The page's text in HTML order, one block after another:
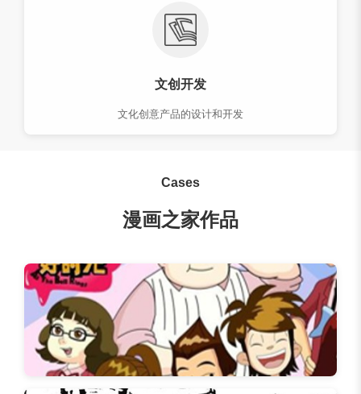
文创开发
文化创意产品的设计和开发
Cases
漫画之家作品